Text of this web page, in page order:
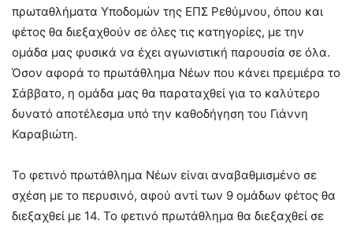
πρωταθλήματα Υποδομών της ΕΠΣ Ρεθύμνου, όπου και
φέτος θα διεξαχθούν σε όλες τις κατηγορίες, με την
ομάδα μας φυσικά να έχει αγωνιστική παρουσία σε όλα.
Όσον αφορά το πρωτάθλημα Νέων που κάνει πρεμιέρα το
Σάββατο, η ομάδα μας θα παραταχθεί για το καλύτερο
δυνατό αποτέλεσμα υπό την καθοδήγηση του Γιάννη
Καραβιώτη.
Το φετινό πρωτάθλημα Νέων είναι αναβαθμισμένο σε
σχέση με το περυσινό, αφού αντί των 9 ομάδων φέτος θα
διεξαχθεί με 14. Το φετινό πρωτάθλημα θα διεξαχθεί σε